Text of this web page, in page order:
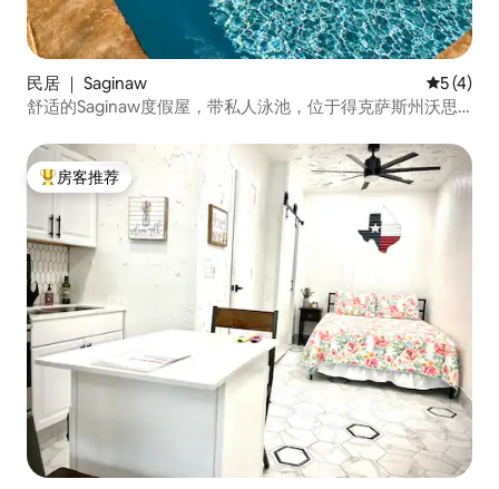
民居 ｜ Saginaw 平均评分
5 (4)
舒适的Saginaw度假屋，带私人泳池，位于得克萨斯州沃思
热门「房客推荐」
房客推荐